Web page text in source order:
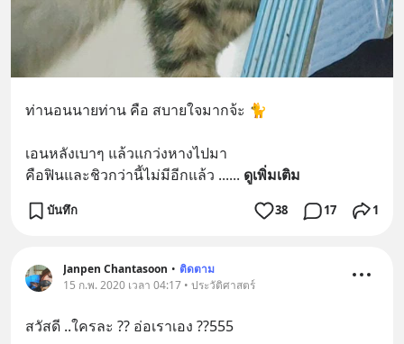
ท่านอนนายท่าน คือ สบายใจมากจ้ะ 🐈
เอนหลังเบาๆ แล้วแกว่งหางไปมา
คือฟินและชิวกว่านี้ไม่มีอีกแล้ว ...... ดูเพิ่มเติม
บันทึก 38 17 1
Janpen Chantasoon • ติดตาม
15 ก.พ. 2020 เวลา 04:17 • ประวัติศาสตร์
สวัสดี ..ใครละ ?? อ่อเราเอง ??555